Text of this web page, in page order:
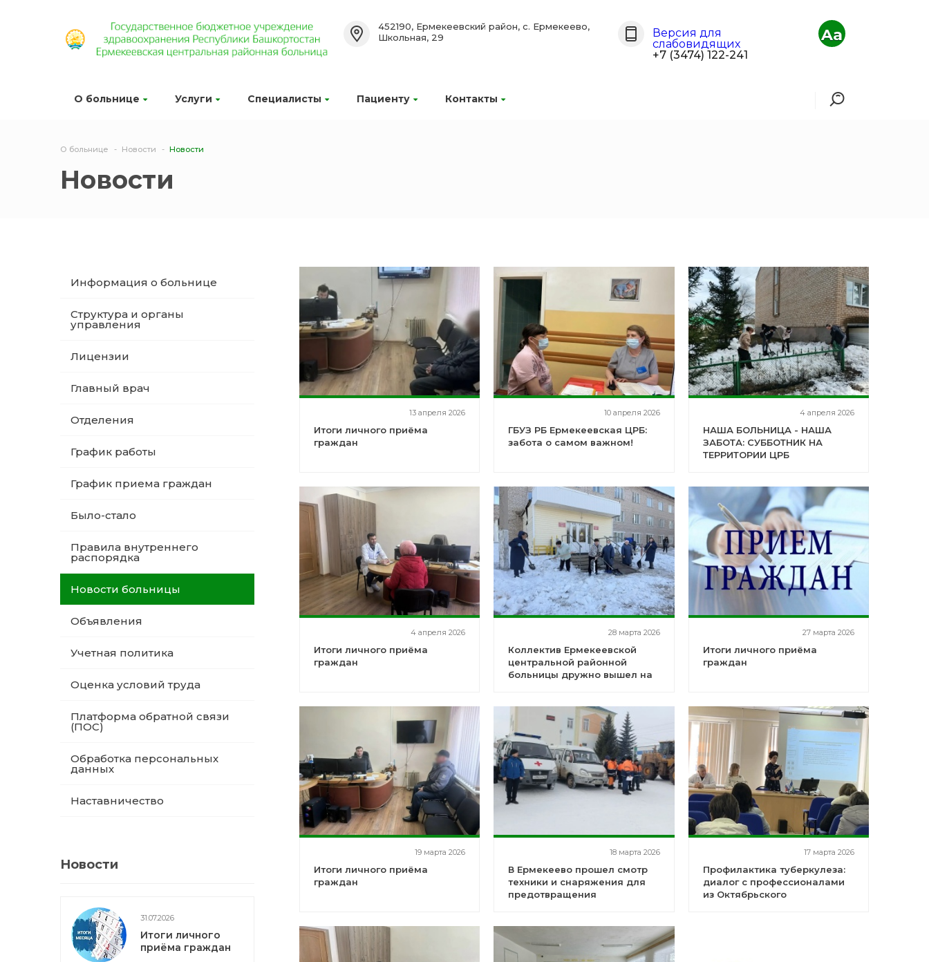
О больнице Услуги Специалисты Пациенту Контакты
452190, Ермекеевский район, с. Ермекеево,
Школьная, 29
Версия для
слабовидящих
+7 (3474) 122-241
Aa
О больнице Новости Новости
Новости
Информация о больнице
Структура и органы
управления
Лицензии
Главный врач
Отделения
График работы
График приема граждан
Было-стало
Правила внутреннего
распорядка
Новости больницы
Объявления
Учетная политика
Оценка условий труда
Платформа обратной связи
(ПОС)
Обработка персональных
данных
Наставничество
Новости
31.07.2026
Итоги личного
приёма граждан
13 апреля 2026
Итоги личного приёма
граждан
10 апреля 2026
ГБУЗ РБ Ермекеевская ЦРБ:
забота о самом важном!
4 апреля 2026
НАША БОЛЬНИЦА - НАША
ЗАБОТА: СУББОТНИК НА
ТЕРРИТОРИИ ЦРБ
4 апреля 2026
Итоги личного приёма
граждан
28 марта 2026
Коллектив Ермекеевской
центральной районной
больницы дружно вышел на
27 марта 2026
Итоги личного приёма
граждан
19 марта 2026
Итоги личного приёма
граждан
18 марта 2026
В Ермекеево прошел смотр
техники и снаряжения для
предотвращения
17 марта 2026
Профилактика туберкулеза:
диалог с профессионалами
из Октябрьского